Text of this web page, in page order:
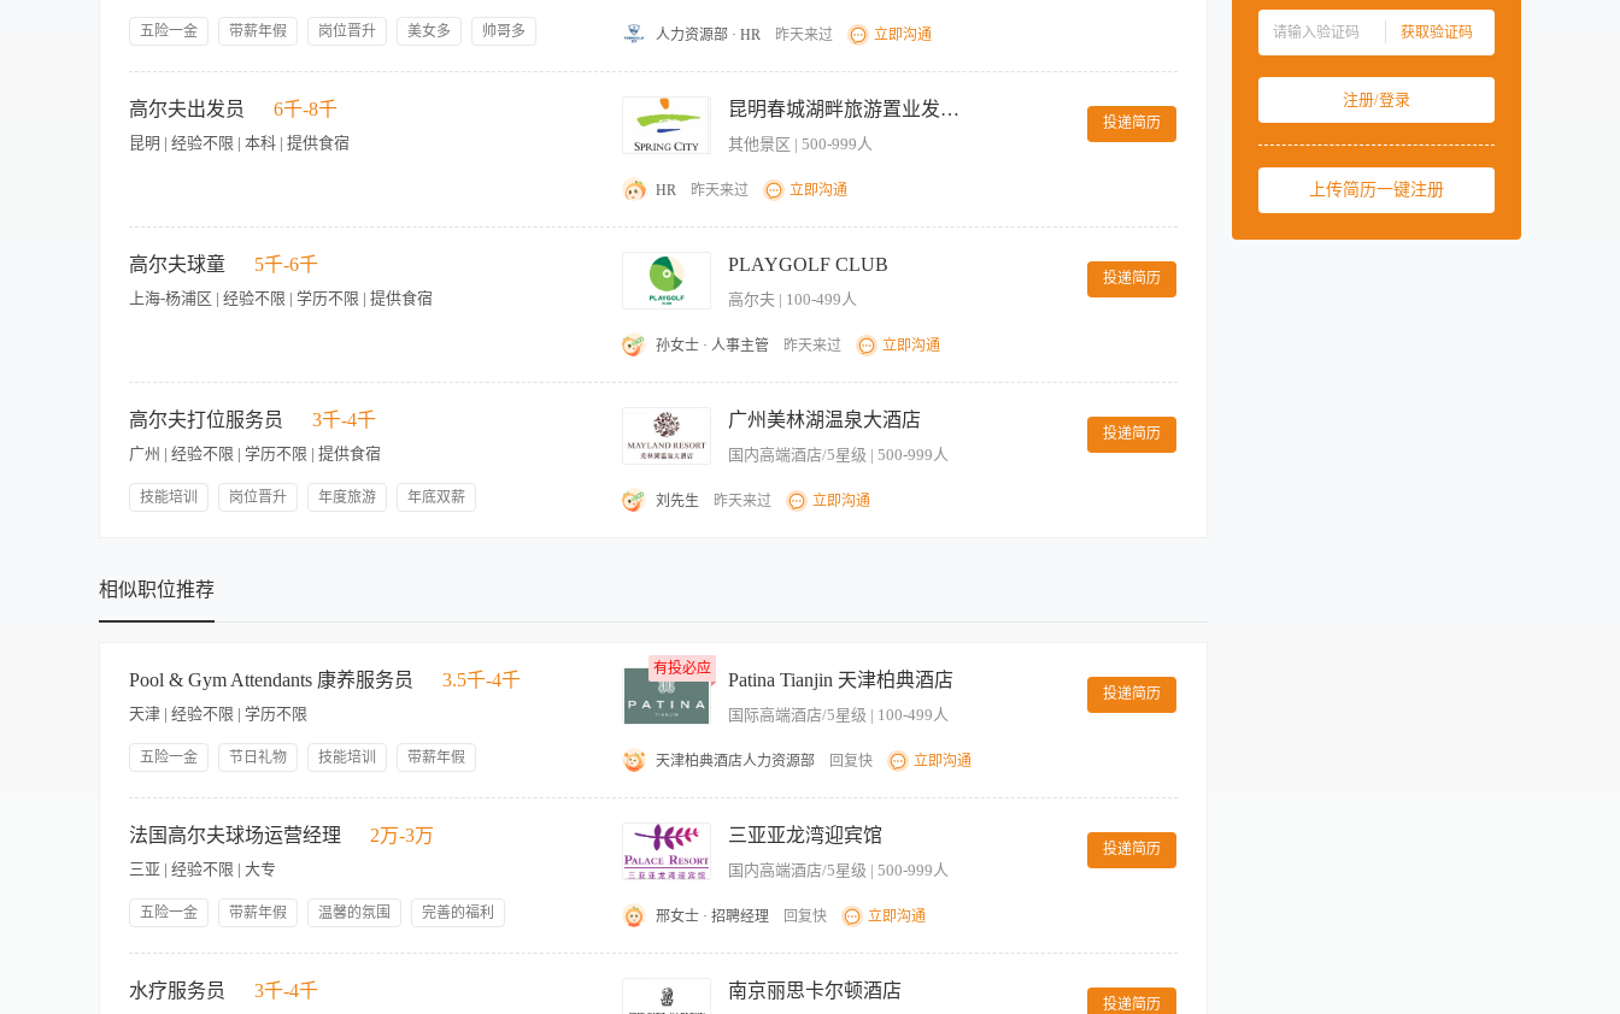
本科
博士
近一月
五险一金 带薪年假 岗位晋升 美女多
帅哥多
人力资源部 · HR 昨天来过 立即沟通
服务； 4.有客户资源或社交能力突出者优先。 合作权益 1.阶梯式服务单价，丰厚的收入回报； 2.免费高尔夫技能培训，高端场馆商务环境。
高尔夫出发员 6千-8千
昆明 | 经验不限 | 本科 | 提供食宿
昆明春城湖畔旅游置业发展有限公司
其他景区 | 500-999人
投递简历
HR 昨天来过 立即沟通
查球员着装是否符合球会要求。 4、认真准确的确认客人下场场次及球童出场场次。认真填写客人消费卡。 5、搞好出发站卫生工作。 6、认真听取客人意见，接受客
人投诉并及时上报。 7、认真保存球童意见表，做好每日交接班工作并做好工作记录。 【岗位要求】 1、年龄25-32岁，英语六级或同等水平。 2、形象气质佳，精力
旺盛，综合素质较好，具有服务意识。 3、有较强的责任心、服务意识及团队合作精神，善于与人沟通。 4、具备高度的责任心与敬业精神，工作态度沉稳务实，同时
高尔夫球童 5千-6千
上海-杨浦区 | 经验不限 | 学历不限 | 提供食宿
PLAYGOLF CLUB
高尔夫 | 100-499人
投递简历
孙女士 · 人事主管 昨天来过 立即沟通
要求及时地派发、运接、与转送。 4、执行上级所下达的正确指令，并服从上级领导的安排与指示 5、严格执行班班交接，要求做到准确、全面、无遗漏。 6、按要求
参加培训及相关的业务考核。 7、遵守公司规章制度和部门标准操作规定。 岗位二：打击台区及包房服务组 1、为球道打击区内的客人提供主动、热情、基础(接送球
包、擦拭球具添加用球等)的服务与帮助。 2、保持良好规范的岗位形象，并时刻保持工作环境区域的整洁卫生。 3、执行上级所下达的正确指令，并服从上级领导的
安排与指示。 4、严格执行班班交接，要求做到准确、全面、无遗漏。 5、按要求参加培训及相关的业务考核。 6、遵守公司规章制度和部门标准操作规定。 岗位三：
存包房真草果岭组 1、提供主动、热情、基础(接送球包、擦拭球具添加用球等)的服务与帮助。 2、观察真草区域客人的击球规范 3、负责球包存取的出/入库工作 4、
高尔夫打位服务员 3千-4千
广州 | 经验不限 | 学历不限 | 提供食宿
技能培训 岗位晋升 年度旅游
年底双薪
广州美林湖温泉大酒店
国内高端酒店/5星级 | 500-999人
投递简历
刘先生 昨天来过 立即沟通
检查各区域设施及电器、门窗安全。
相似职位推荐
Pool & Gym Attendants 康养服务员 3.5千-4千
天津 | 经验不限 | 学历不限
五险一金 节日礼物 技能培训
带薪年假
有投必应
有投必应
Patina Tianjin 天津柏典酒店
国际高端酒店/5星级 | 100-499人
投递简历
天津柏典酒店人力资源部 回复快 立即沟通
accurately. 遵循考勤及钥匙管理流程；遵守标准流程，严格时间管理；及时准确接收与传递信息。 2. Provide information and assistance to Resort guests, be familiar with all
services and hours; escort guests to and from Pool & Gym politely; handle guest complaints about facilities/environment by comforting, reporting to SPA Supervisor, and following up.
为客人提供信息与协助，熟悉酒店所有服务及营业时间；礼貌陪同客人往返泳池及健身房；处理客人关于设施/环境的投诉（安抚、上报水疗主管、跟进反馈）。 3.
Ensure Pool & Gym decoration and ambience meet standards; complete locker room preparation before daily operation (disinfect lockers, replenish towels/slippers, arrange vanity items,
remove floor water stains). 确保泳池及健身房陈设与环境达标；每日营业前完成更衣室准备（消毒、补充浴巾/拖鞋、整理梳妆台、清除地面水渍）。 4. Coordinate shift
handover to keep area clean with no blind spots; assist Housekeeping with deep cleaning (sinks, counters, floors, showers, bathtubs, steam rooms); keep linen and inventory room
fresh flowers and supplies; receive goods from stores and deliver safely to Pool & Gym. 提前准备鲜花及物资；从仓库领取物资并安全送至泳池及健身房。 6. Work closely with
法国高尔夫球场运营经理 2万-3万
三亚 | 经验不限 | 大专
五险一金 带薪年假 温馨的氛围
完善的福利
三亚亚龙湾迎宾馆
国内高端酒店/5星级 | 500-999人
投递简历
邢女士 · 招聘经理 回复快 立即沟通
水疗服务员 3千-4千 南京丽思卡尔顿酒店
投递简历
获取验证码
注册/登录
上传简历一键注册
中国大陆 0086
中国澳门 00853
西班牙